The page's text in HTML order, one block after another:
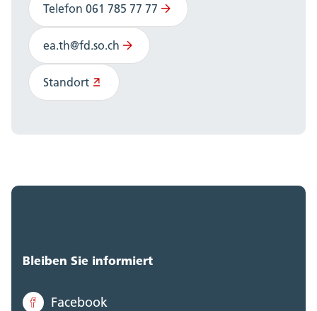
Telefon 061 785 77 77
ea.th@fd.so.ch
Standort
Bleiben Sie informiert
Facebook